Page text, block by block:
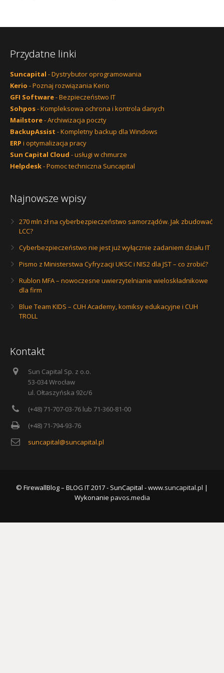
Przydatne linki
Suncapital - Dystrybutor oprogramowania
Kerio - Poznaj rozwiązania Kerio
GFI Software- Bezpieczeństwo IT
Sohpos- Kompleksowa ochrona i kontrola danych
Mailstore- Archiwizacja poczty
BackupAssist - Kompletny backup dla Windows
ERP i optymalizacja pracy
Sun Capital Cloud - usługi w chmurze
Helpdesk- Pomoc techniczna Suncapital
Najnowsze wpisy
270 mln zł na cyberbezpieczeństwo samorządów. Jak zbudować
LCC?
Cyberbezpieczeństwo nie jest już wyłącznie zadaniem działu IT
Pismo z Ministerstwa Cyfryzacji UKSC i NIS2 dla JST – co zrobić?
Rublon MFA – nowoczesne uwierzytelnianie wieloskładnikowe
dla firm
Blue Team KIDS – CUH Academy, komiksy edukacyjne i CUH
TROLL
Kontakt
Sun Capital Sp. z o.o.
53-034 Wrocław
ul. Ołtaszyńska 92c/6
(+48) 71-707-03-76 lub 71-360-81-00
(+48) 71-794-93-76
suncapital@suncapital.pl
© FirewallBlog – BLOG IT 2017 - SunCapital -www.suncapital.pl |
Wykonanie pavos.media